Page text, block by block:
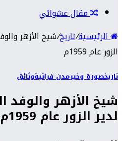
مقال عشوائي
الرئيسية/تاريخ/شيخ الأزهر
الزور عام 1959م
تاريخصورة وخبرمدن فراتيةوثائق
شيخ الأزهر والوفد
لدير الزور عام 1959م